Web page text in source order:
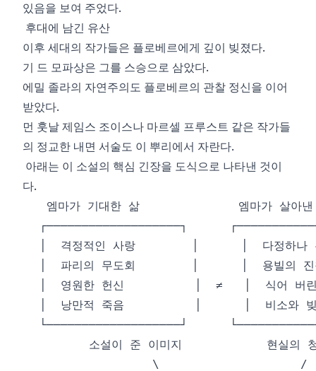
있음을 보여 주었다.
후대에 남긴 유산
이후 세대의 작가들은 플로베르에게 깊이 빚졌다.
기 드 모파상은 그를 스승으로 삼았다.
에밀 졸라의 자연주의도 플로베르의 관찰 정신을 이어
받았다.
먼 훗날 제임스 조이스나 마르셀 프루스트 같은 작가들
의 정교한 내면 서술도 이 뿌리에서 자란다.
아래는 이 소설의 핵심 긴장을 도식으로 나타낸 것이
다.